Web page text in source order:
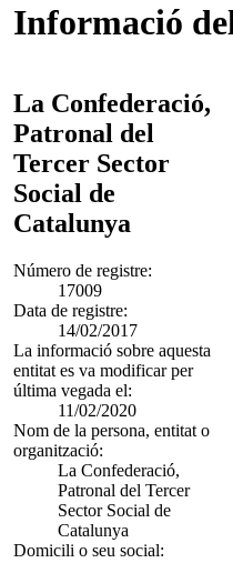
Informació
La Confederació,
Patronal del
Tercer Sector
Social de
Catalunya
Número de registre:
17009
Data de registre:
14/02/2017
La informació sobre aquesta
entitat es va modificar per
última vegada el:
11/02/2020
Nom de la persona, entitat o
organització:
La Confederació,
Patronal del Tercer
Sector Social de
Catalunya
Domicili o seu social: